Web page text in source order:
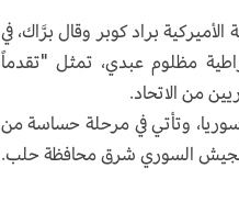
براد كوبر وقال برَّاك، في
مظلوم عبدي، تمثل "تقدماً
من الاتحاد.
وتأتي في مرحلة حساسة من
والجيش السوري شرق محافظة حلب.